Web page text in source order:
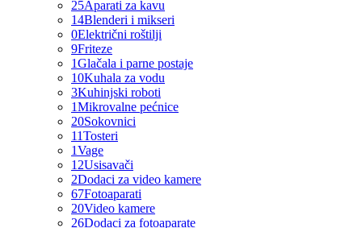
25Aparati za kavu
14Blenderi i mikseri
0Električni roštilji
9Friteze
1Glačala i parne postaje
10Kuhala za vodu
3Kuhinjski roboti
1Mikrovalne pećnice
20Sokovnici
11Tosteri
1Vage
12Usisavači
2Dodaci za video kamere
67Fotoaparati
20Video kamere
26Dodaci za fotoaparate